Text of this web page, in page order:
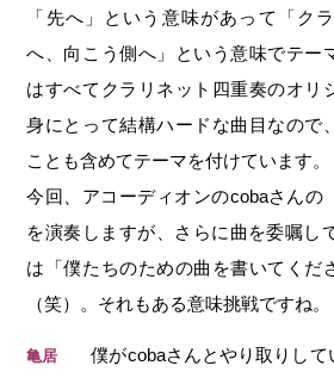
「先へ」という意味があって「ク
へ、向こう側へ」という意味でテー
はすべてクラリネット四重奏のオリ
身にとって結構ハードな曲目なので
ことも含めてテーマを付けています。
今回、アコーディオンのcobaさんの
を演奏しますが、さらに曲を委嘱し
は「僕たちのための曲を書いてくだ
（笑）。それもある意味挑戦ですね。
亀居
僕がcobaさんとやり取りし